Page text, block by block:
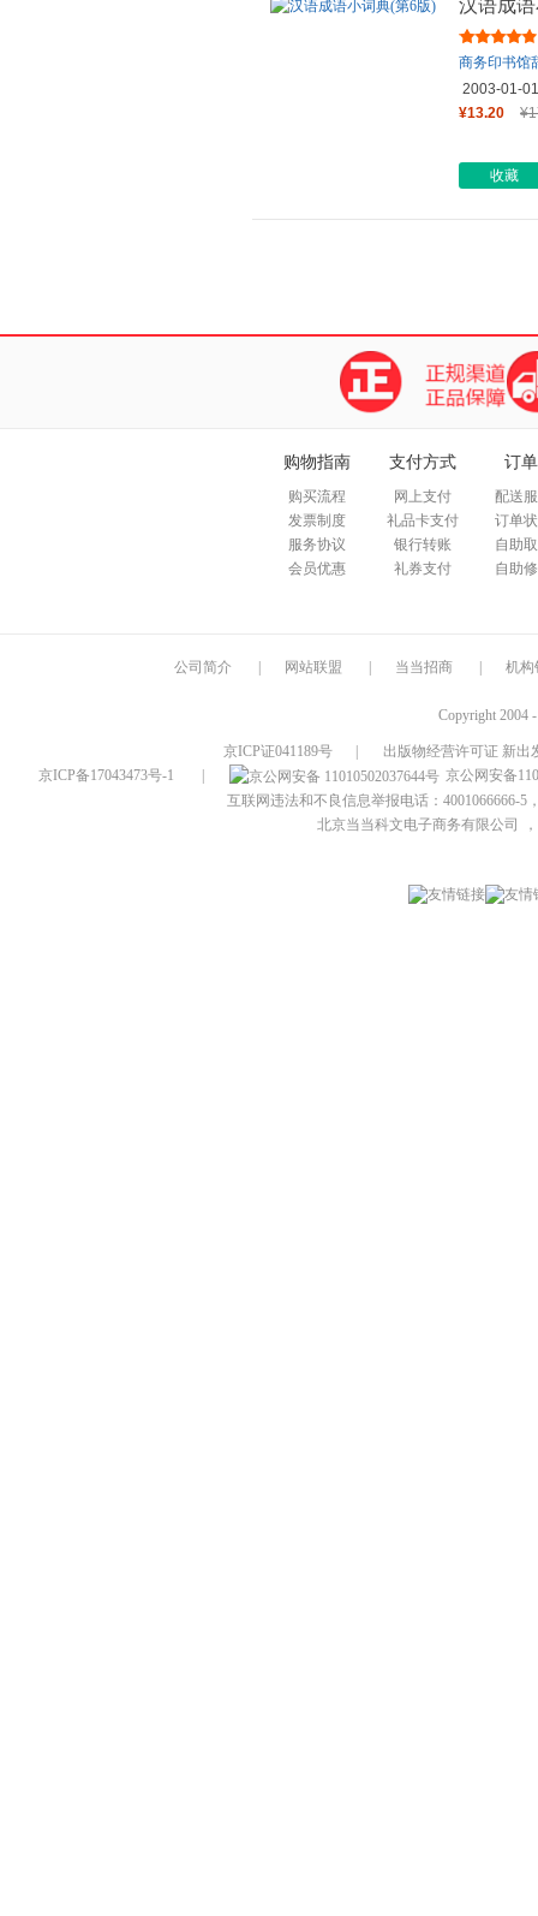
汉语成
商务印书馆
2003-01-01
¥13.20
收藏
购物指南
购买流程
发票制度
服务协议
会员优惠
支付方式
网上支付
礼品卡支付
银行转账
礼券支付
订
配送
订单
自助
自助
公司简介 网站联盟 当当招商 机构
Copyright 2004
京ICP证041189号
出版物经营许可证 新出
京ICP备17043473号-1
京公网安备
互联网违法和不良信息举报电话：4001066666-5
北京当当科文电子商务有限公司